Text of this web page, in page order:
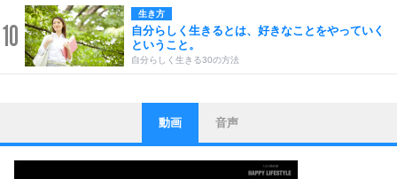
10
生き方
自分らしく生きるとは、好きなことをやっていく
ということ。
自分らしく生きる30の方法
1
ストレス対策
他人と比べない。
いっそのこと、他人を見ない。
いらいらしない人になる30の方法
動画 音声